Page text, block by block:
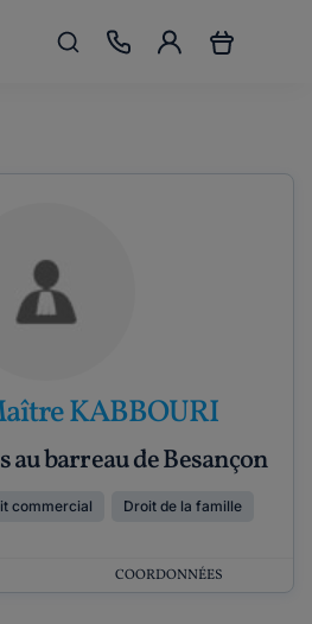
KABBOURI
au barreau de Besançon
commercial Droit de la famille
COORDONNÉES